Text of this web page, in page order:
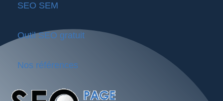
SEO SEM
Outil SEO gratuit
Nos références